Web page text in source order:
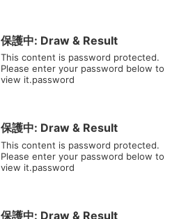
保護中: Draw & Result
This content is password protected.
Please enter your password below to
view it.password
保護中: Draw & Result
This content is password protected.
Please enter your password below to
view it.password
保護中: Draw & Result